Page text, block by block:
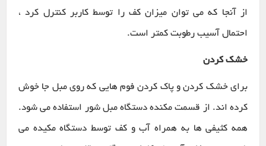
از آنجا که می توان میزان کف را توسط کاربر کنترل کرد ،
احتمال آسیب رطوبت کمتر است.
خشک کردن
برای خشک کردن و پاک کردن فوم هایی که روی مبل جا خوش
کرده اند. از قسمت مکنده دستگاه مبل شور استفاده می شود.
همه کثیفی ها به همراه آب و کف توسط دستگاه مکیده می